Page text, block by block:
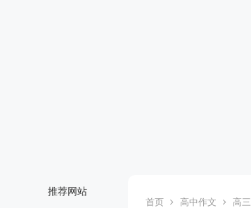
推荐网站
首页 高中作文 高